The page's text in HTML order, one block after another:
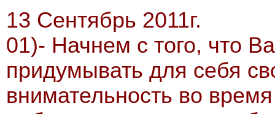
13 Сентябрь 2011г.
01)- Начнем с того, что
придумывать для себя
внимательность во